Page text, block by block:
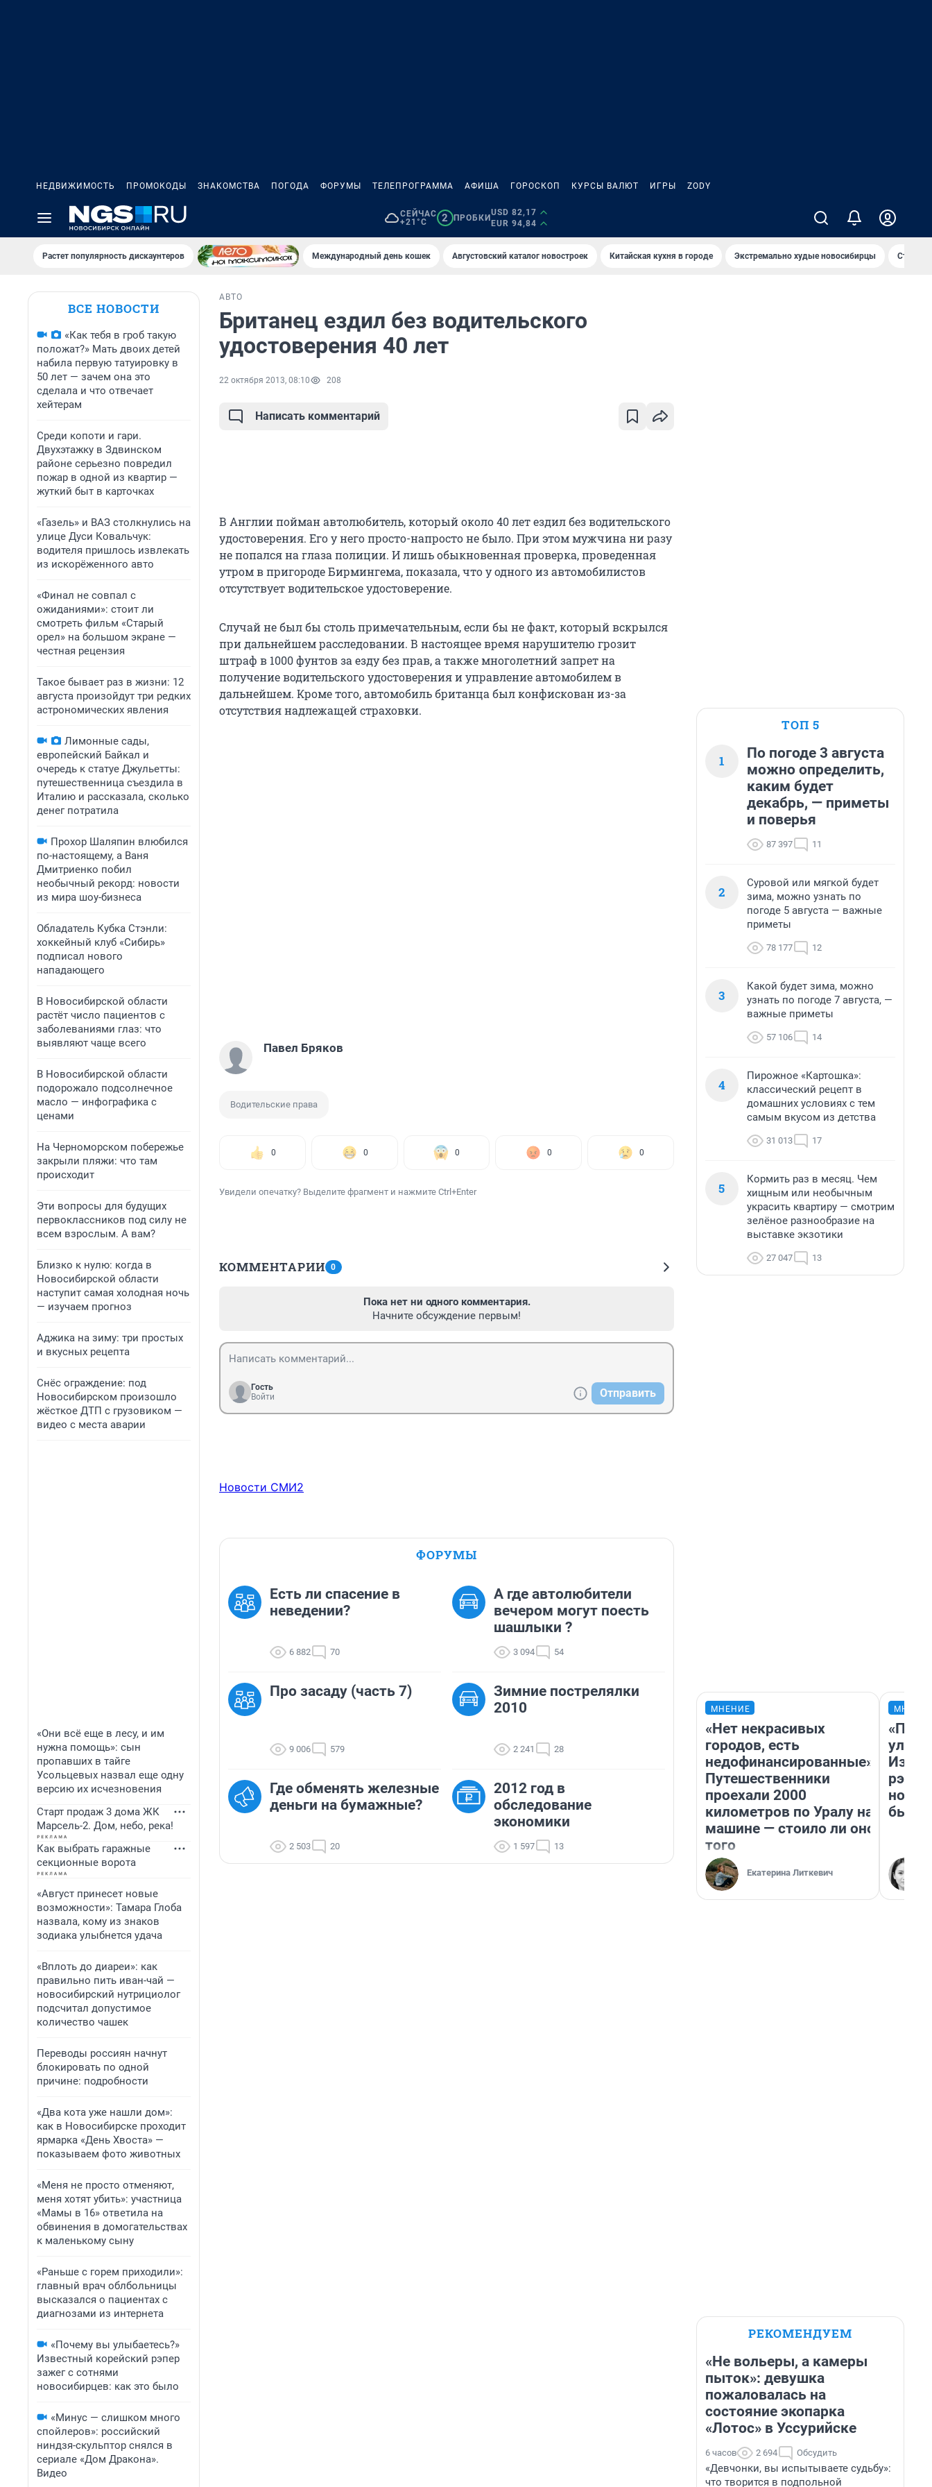
НЕДВИЖИМОСТЬ ПРОМОКОДЫ ЗНАКОМСТВА ПОГОДА ФОРУМЫ ТЕЛЕПРОГРАММА АФИША ГОРОСКОП КУРСЫ ВАЛЮТ ИГРЫ ZODY
СЕЙЧАС
+21°C
2 ПРОБКИ
USD 82,17
EUR 94,84
Растет популярность дискаунтеров Международный день кошек Августовский каталог новостроек Китайская кухня в городе Экстремально худые новосибирцы Старт
ВСЕ НОВОСТИ
«Как тебя в гроб такую
положат?» Мать двоих детей
набила первую татуировку в
50 лет — зачем она это
сделала и что отвечает
хейтерам
Среди копоти и гари.
Двухэтажку в Здвинском
районе серьезно повредил
пожар в одной из квартир —
жуткий быт в карточках
«Газель» и ВАЗ столкнулись на
улице Дуси Ковальчук:
водителя пришлось извлекать
из искорёженного авто
«Финал не совпал с
ожиданиями»: стоит ли
смотреть фильм «Старый
орел» на большом экране —
честная рецензия
Такое бывает раз в жизни: 12
августа произойдут три редких
астрономических явления
Лимонные сады,
европейский Байкал и
очередь к статуе Джульетты:
путешественница съездила в
Италию и рассказала, сколько
денег потратила
Прохор Шаляпин влюбился
по-настоящему, а Ваня
Дмитриенко побил
необычный рекорд: новости
из мира шоу-бизнеса
Обладатель Кубка Стэнли:
хоккейный клуб «Сибирь»
подписал нового
нападающего
В Новосибирской области
растёт число пациентов с
заболеваниями глаз: что
выявляют чаще всего
В Новосибирской области
подорожало подсолнечное
масло — инфографика с
ценами
На Черноморском побережье
закрыли пляжи: что там
происходит
Эти вопросы для будущих
первоклассников под силу не
всем взрослым. А вам?
Близко к нулю: когда в
Новосибирской области
наступит самая холодная ночь
— изучаем прогноз
Аджика на зиму: три простых
и вкусных рецепта
Снёс ограждение: под
Новосибирском произошло
жёсткое ДТП с грузовиком —
видео с места аварии
«Они всё еще в лесу, и им
нужна помощь»: сын
пропавших в тайге
Усольцевых назвал еще одну
версию их исчезновения
Старт продаж 3 дома ЖК
Марсель-2. Дом, небо, река!
Как выбрать гаражные
секционные ворота
«Август принесет новые
возможности»: Тамара Глоба
назвала, кому из знаков
зодиака улыбнется удача
«Вплоть до диареи»: как
правильно пить иван-чай —
новосибирский нутрициолог
подсчитал допустимое
количество чашек
Переводы россиян начнут
блокировать по одной
причине: подробности
«Два кота уже нашли дом»:
как в Новосибирске проходит
ярмарка «День Хвоста» —
показываем фото животных
«Меня не просто отменяют,
меня хотят убить»: участница
«Мамы в 16» ответила на
обвинения в домогательствах
к маленькому сыну
«Раньше с горем приходили»:
главный врач облбольницы
высказался о пациентах с
диагнозами из интернета
«Почему вы улыбаетесь?»
Известный корейский рэпер
зажег с сотнями
новосибирцев: как это было
«Минус — слишком много
спойлеров»: российский
ниндзя-скульптор снялся в
сериале «Дом Дракона».
Видео
АВТО
Британец ездил без водительского
удостоверения 40 лет
22 октября 2013, 08:10 208
Написать комментарий
В Англии пойман автолюбитель, который около 40 лет ездил без водительского
удостоверения. Его у него просто-напросто не было. При этом мужчина ни разу
не попался на глаза полиции. И лишь обыкновенная проверка, проведенная
утром в пригороде Бирмингема, показала, что у одного из автомобилистов
отсутствует водительское удостоверение.
Случай не был бы столь примечательным, если бы не факт, который вскрылся
при дальнейшем расследовании. В настоящее время нарушителю грозит
штраф в 1000 фунтов за езду без прав, а также многолетний запрет на
получение водительского удостоверения и управление автомобилем в
дальнейшем. Кроме того, автомобиль британца был конфискован из-за
отсутствия надлежащей страховки.
Павел Бряков
Водительские права
0 0 0 0 0
Увидели опечатку? Выделите фрагмент и нажмите Ctrl+Enter
КОММЕНТАРИИ 0
Пока нет ни одного комментария.
Начните обсуждение первым!
Гость
Войти
Отправить
Новости СМИ2
ФОРУМЫ
Есть ли спасение в
неведении?
6 882 70
А где автолюбители
вечером могут поесть
шашлыки ?
3 094 54
Про засаду (часть 7)
9 006 579
Зимние пострелялки
2010
2 241 28
Где обменять железные
деньги на бумажные?
2 503 20
2012 год в
обследование
экономики
1 597 13
ТОП 5
1
По погоде 3 августа
можно определить,
каким будет
декабрь, — приметы
и поверья
87 397 11
2
Суровой или мягкой будет
зима, можно узнать по
погоде 5 августа — важные
приметы
78 177 12
3
Какой будет зима, можно
узнать по погоде 7 августа, —
важные приметы
57 106 14
4
Пирожное «Картошка»:
классический рецепт в
домашних условиях с тем
самым вкусом из детства
31 013 17
5
Кормить раз в месяц. Чем
хищным или необычным
украсить квартиру — смотрим
зелёное разнообразие на
выставке экзотики
27 047 13
МНЕНИЕ
«Нет некрасивых
городов, есть
недофинансированные».
Путешественники
проехали 2000
километров по Уралу на
машине — стоило ли оно
того
Екатерина Литкевич
было
РЕКОМЕНДУЕМ
«Не вольеры, а камеры
пыток»: девушка
пожаловалась на
состояние экопарка
«Лотос» в Уссурийске
6 часов 2 694 Обсудить
«Девчонки, вы испытываете судьбу»:
что творится в подпольной